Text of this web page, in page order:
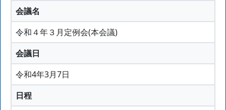
会議名
令和４年３月定例会(本会議)
会議日
令和4年3月7日
日程